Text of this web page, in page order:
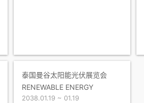
泰国曼谷太阳能光伏展览会
RENEWABLE ENERGY
2038.01.19 ~ 01.19